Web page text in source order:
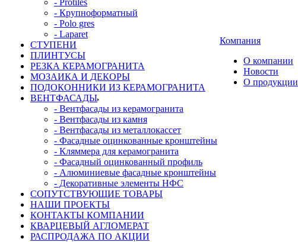
- Protiles
- Крупноформатный
- Polo gres
- Laparet
СТУПЕНИ
ПЛИНТУСЫ
РЕЗКА КЕРАМОГРАНИТА
МОЗАИКА И ДЕКОРЫ
ПОДОКОННИКИ ИЗ КЕРАМОГРАНИТА
ВЕНТФАСАДЫ
- Вентфасады из керамогранита
- Вентфасады из камня
- Вентфасады из металлокассет
- Фасадные оцинкованные кронштейны
- Кляммера для керамогранита
- Фасадный оцинкованный профиль
- Алюминиевые фасадные кронштейны
- Декоративные элементы НФС
СОПУТСТВУЮЩИЕ ТОВАРЫ
НАШИ ПРОЕКТЫ
КОНТАКТЫ КОМПАНИИ
КВАРЦЕВЫЙ АГЛОМЕРАТ
РАСПРОДАЖА ПО АКЦИИ
Компания
О компании
Новости
О продукции